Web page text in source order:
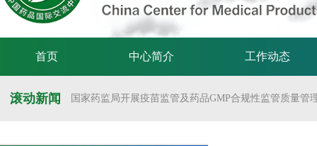
首页 中心简介 工作动态
滚动新闻 国家药监局开展疫苗监管及药品GMP合规性监管质量管